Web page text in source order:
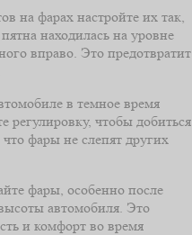
на фарах настройте их так,
находилась на уровне
вправо. Это предотвратит
в темное время
регулировку, чтобы добиться
что фары не слепят других
фары, особенно после
автомобиля. Это
и комфорт во время